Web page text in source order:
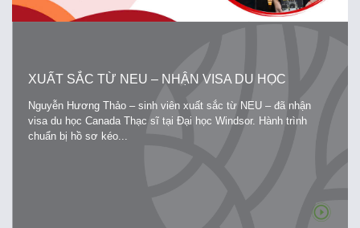
XUẤT SẮC TỪ NEU – NHẬN VISA DU HỌC
CANADA
Nguyễn Hương Thảo – sinh viên xuất sắc từ NEU – đã nhận
visa du học Canada Thạc sĩ tại Đại học Windsor. Hành trình
chuẩn bị hồ sơ kéo...